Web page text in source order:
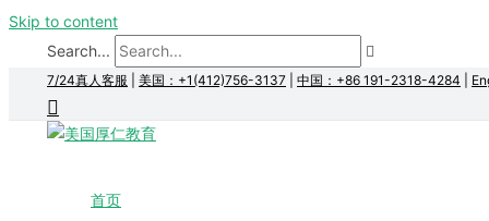
Skip to content
Search...
7/24真人客服 美国：+1(412)756-3137 中国：+86 191-2318-4284
首页